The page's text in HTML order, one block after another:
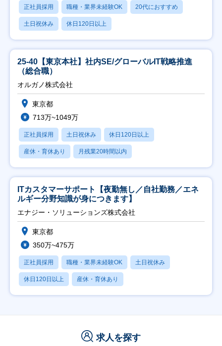
正社員採用 職種・業界未経験OK 20代におすすめ
土日祝休み 休日120日以上
25-40【東京本社】社内SE/グローバルIT戦略推進
（総合職）
オルガノ株式会社
東京都
713万~1049万
正社員採用 土日祝休み 休日120日以上
産休・育休あり 月残業20時間以内
ITカスタマーサポート【夜勤無し／自社勤務／エネ
ルギー分野知識が身につきます】
エナジー・ソリューションズ株式会社
東京都
350万~475万
正社員採用 職種・業界未経験OK 土日祝休み
休日120日以上 産休・育休あり
求人を探す